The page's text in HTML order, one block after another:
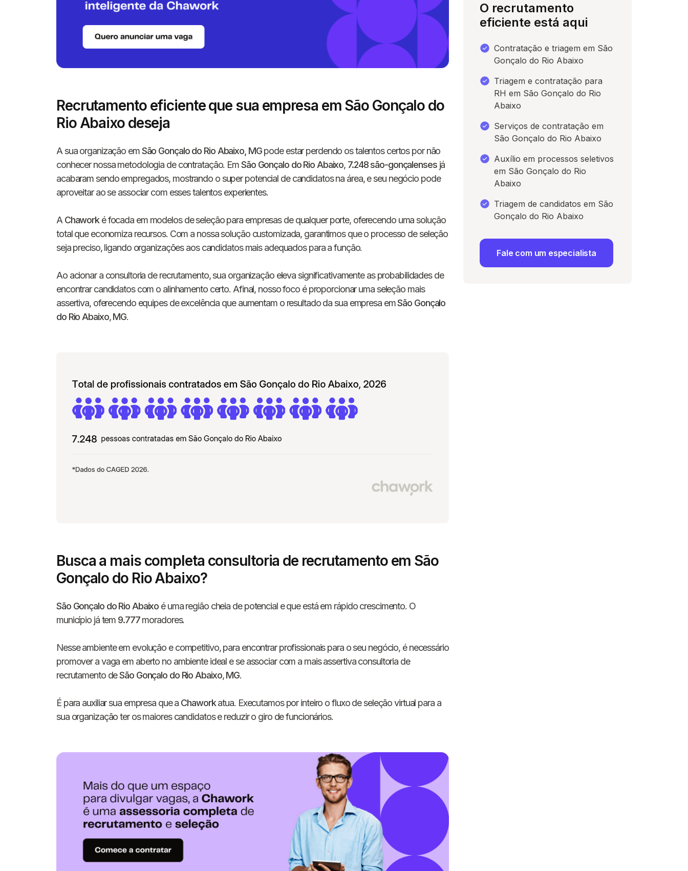
Recrutamento eficiente que sua empresa em São Gonçalo do
Rio Abaixo deseja
A sua organização emSão Gonçalo do Rio Abaixo, MGpode estar perdendo os talentos certos por não
conhecer nossa metodologia de contratação. EmSão Gonçalo do Rio Abaixo, 7.248 são-gonçalensesjá
acabaram sendo empregados, mostrando o super potencial de candidatos na área, e seu negócio pode
aproveitar ao se associar com esses talentos experientes.
A Chawork é focada em modelos de seleção para empresas de qualquer porte, oferecendo uma solução
total que economiza recursos. Com a nossa solução customizada, garantimos que o processo de seleção
seja preciso, ligando organizações aos candidatos mais adequados para a função.
Ao acionar a consultoria de recrutamento, sua organização eleva significativamente as probabilidades de
encontrar candidatos com o alinhamento certo. Afinal, nosso foco é proporcionar uma seleção mais
assertiva, oferecendo equipes de excelência que aumentam o resultado da sua empresa emSão Gonçalo
do Rio Abaixo,MG.
Busca a mais completa consultoria de recrutamento em São
Gonçalo do Rio Abaixo?
São Gonçalo do Rio Abaixo é uma região cheia de potencial e que está em rápido crescimento. O
município já tem 9.777moradores.
Nesse ambiente em evolução e competitivo, para encontrar profissionais para o seu negócio, é necessário
promover a vaga em aberto no ambiente ideal e se associar com a mais assertiva consultoria de
recrutamento deSão Gonçalo do Rio Abaixo,MG.
É para auxiliar sua empresa que a Chaworkatua. Executamos por inteiro o fluxo de seleção virtual para a
sua organização ter os maiores candidatos e reduzir o giro de funcionários.
O recrutamento
eficiente está aqui
Contratação e triagem em São
Gonçalo do Rio Abaixo
Triagem e contratação para
RH em São Gonçalo do Rio
Abaixo
Serviços de contratação em
São Gonçalo do Rio Abaixo
Auxílio em processos seletivos
em São Gonçalo do Rio
Abaixo
Triagem de candidatos em São
Gonçalo do Rio Abaixo
Fale com um especialista
Informe seus dados para conversar
conosco!
Nome completo
Nome da empresa
+55